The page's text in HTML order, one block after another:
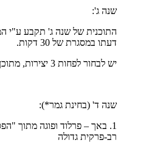
שנה ג':
התוכנית של שנה ג' תקבע ע"י
דעתו במסגרת של 30 דקות.
יש לבחור לפחות 3 יצירות, מתוכן יצירה קלאסית במלואה.
שנה ד' (בחינת גמר*):
1. באך – פרלוד ופוגה מתוך
רב-פרקית גדולה